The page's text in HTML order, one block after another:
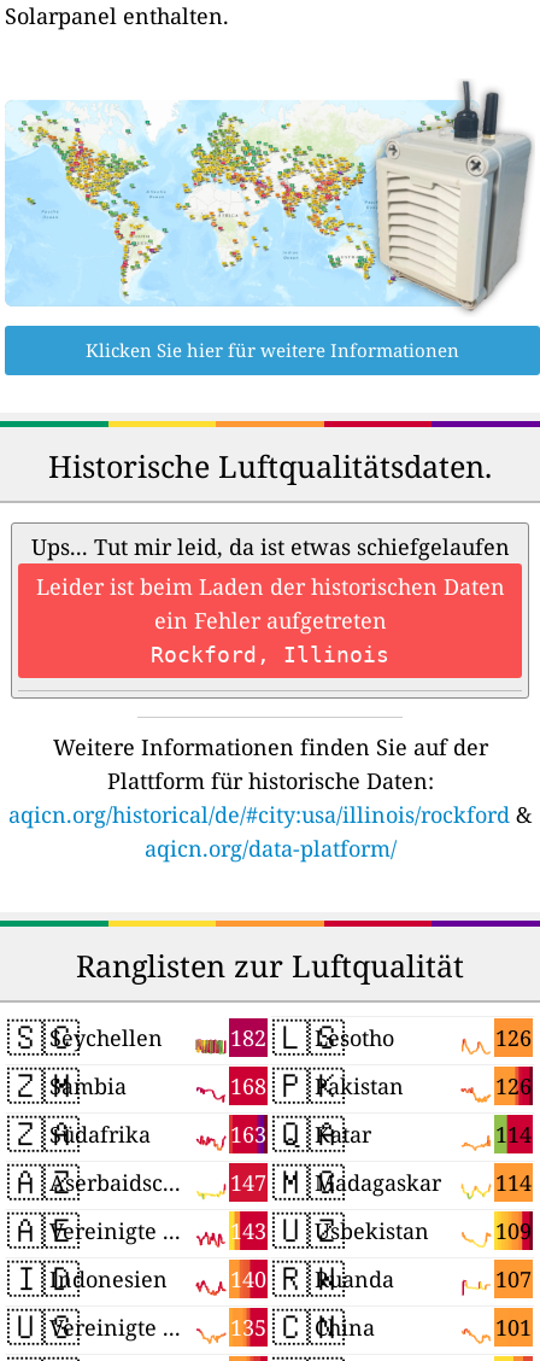
Solarpanel enthalten.
Klicken Sie hier für weitere Informationen
Historische Luftqualitätsdaten.
Ups... Tut mir leid, da ist etwas schiefgelaufen
Leider ist beim Laden der historischen Daten
ein Fehler aufgetreten
Rockford, Illinois
Weitere Informationen finden Sie auf der
Plattform für historische Daten:
aqicn.org/historical/de/#city:usa/illinois/rockford &
aqicn.org/data-platform/
Ranglisten zur Luftqualität
🇸🇨 182
Seychellen
🇿🇲 168
Sambia
🇿🇦 163
Südafrika
🇦🇿 147
Aserbaidschan
🇦🇪 143
Vereinigte Arabische Emirate
🇮🇩 140
Indonesien
🇺🇸 135
Vereinigte Staaten
🇱🇸 126
Lesotho
🇵🇰 126
Pakistan
🇶🇦 114
Katar
🇲🇬 114
Madagaskar
🇺🇿 109
Usbekistan
🇷🇼 107
Ruanda
🇨🇳 101
China